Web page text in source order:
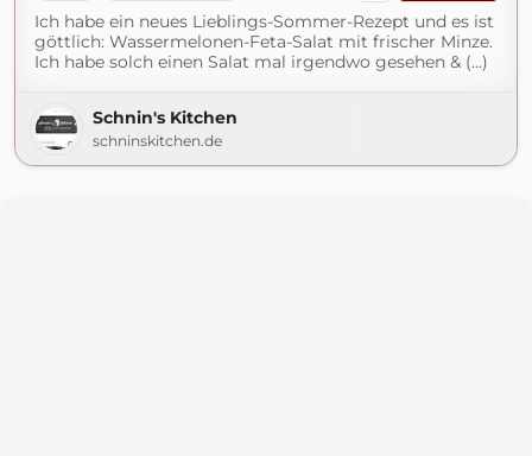
Ich habe ein neues Lieblings-Sommer-Rezept und es ist
göttlich: Wassermelonen-Feta-Salat mit frischer Minze.
Ich habe solch einen Salat mal irgendwo gesehen & (...)
Schnin's Kitchen
schninskitchen.de